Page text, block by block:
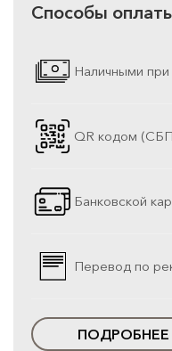
Способы
Наличными
QR кодом
Банковской
Перевод по
ПОДРОБНЕЕ